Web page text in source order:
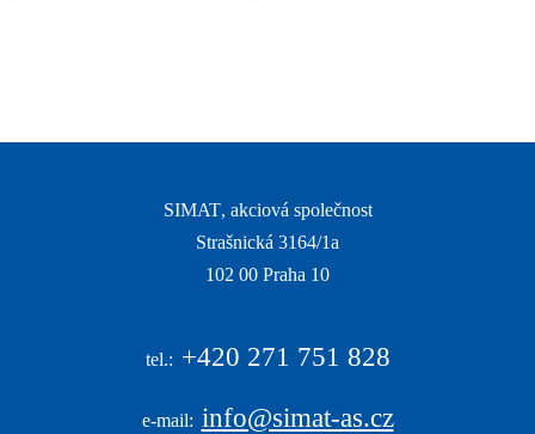
SIMAT, akciová společnost
|
Strašnická 3164/1a
|
102 00 Praha 10
tel.: +420 271 751 828
e-mail: info@simat-as.cz